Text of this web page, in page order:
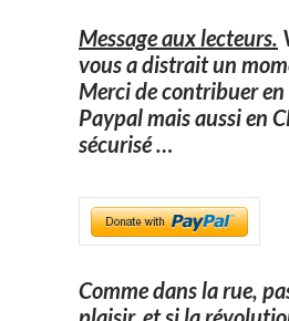
Message aux lecteurs.
vous a distrait un
Merci de contribuer
Paypal mais aussi en
sécurisé…
Comme dans la rue,